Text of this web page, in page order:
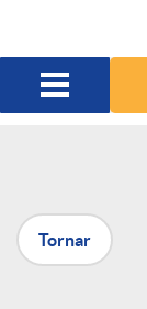
P
u
Tornar